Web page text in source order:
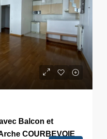
Balcon et
COURBEVOIE